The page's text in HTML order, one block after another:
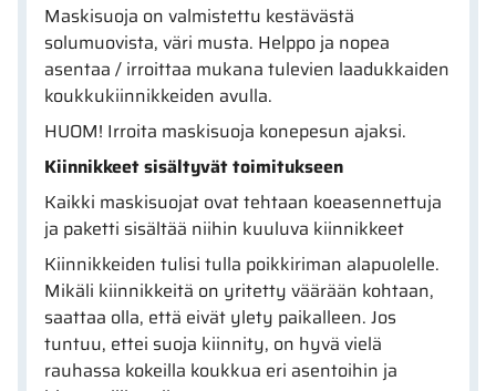
Maskisuoja on valmistettu kestävästä
solumuovista, väri musta. Helppo ja nopea
asentaa / irroittaa mukana tulevien laadukkaiden
koukkukiinnikkeiden avulla.
HUOM! Irroita maskisuoja konepesun ajaksi.
Kiinnikkeet sisältyvät toimitukseen
Kaikki maskisuojat ovat tehtaan koeasennettuja
ja paketti sisältää niihin kuuluva kiinnikkeet
Kiinnikkeiden tulisi tulla poikkiriman alapuolelle.
Mikäli kiinnikkeitä on yritetty väärään kohtaan,
saattaa olla, että eivät ylety paikalleen. Jos
tuntuu, ettei suoja kiinnity, on hyvä vielä
rauhassa kokeilla koukkua eri asentoihin ja